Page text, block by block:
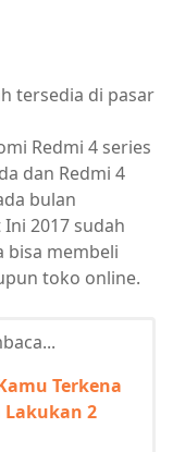
tersedia di pasar
Redmi 4 series
dan Redmi 4
bulan
2017 sudah
bisa membeli
toko online.
Terkena
Lakukan 2